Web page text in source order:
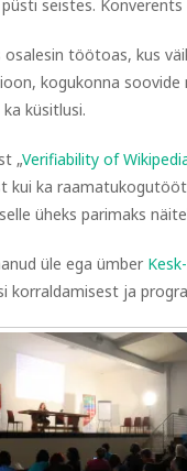
seistes.
osalesin töötoas, kus
kogukonna soovide
küsitlusi.
„Verifiability of
kui ka
üheks parimaks
üle ega ümber
korraldamisest ja